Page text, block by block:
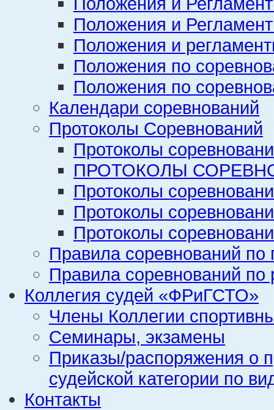
Положения и
Положения и
Положения по
Положения по
Календари соревнований
Протоколы Соревнований
Протоколы
ПРОТОКОЛЫ
Протоколы
Протоколы
Протоколы
Правила соревнований по
Правила соревнований по
Коллегия судей «ФРиГСТО»
Члены Коллегии
Семинары, экзамены
Приказы/распоряжения о
судейской категории по
Контакты